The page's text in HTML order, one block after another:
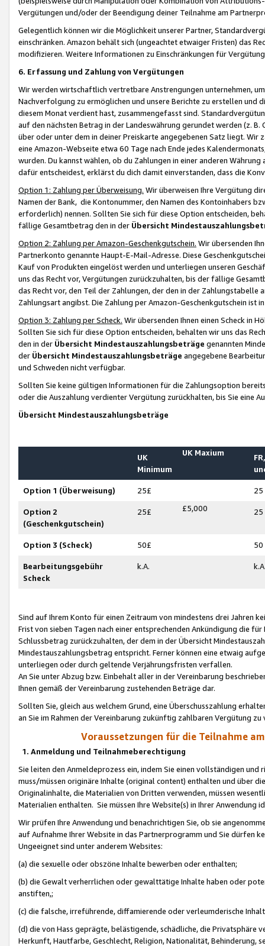
Vergütungen und/oder der Beendigung deiner Teilnahme am
Gelegentlich können wir die Möglichkeit unserer Partner,
einschränken. Amazon behält sich (ungeachtet etwaiger Fristen) das
modifizieren. Weitere Informationen zu Einschränkungen für
6. Erfassung und Zahlung von Vergütungen
Wir werden wirtschaftlich vertretbare Anstrengungen unternehmen,
Nachverfolgung zu ermöglichen und unsere Berichte zu erstellen und
diesem Monat verdient hast, zusammengefasst sind.
auf den nächsten Betrag in der Landeswährung gerundet werden (z.
über oder unter dem in deiner Preiskarte angegebenen Satz liegt.
eine Amazon-Webseite etwa 60 Tage nach Ende jedes
wurden. Du kannst wählen, ob du Zahlungen in einer anderen
dafür entscheidest, erklärst du dich damit einverstanden, dass die
Option 1: Zahlung per Überweisung. Wir überweisen Ihre Vergütung
Namen der Bank, die Kontonummer, den Namen des Kontoinhabers
erforderlich) nennen. Sollten Sie sich für diese Option entscheiden,
fällige Gesamtbetrag den in der Übersicht
Option 2: Zahlung per Amazon-Geschenkgutschein. Wir übersenden
Partnerkonto genannte Haupt-E-Mail-Adresse. Diese
Kauf von Produkten eingelöst werden und unterliegen unseren
uns das Recht vor, Vergütungen zurückzuhalten, bis der fällige
das Recht vor, den Teil der Zahlungen, der den in der
Zahlungsart angibst. Die Zahlung per Amazon-Geschenkgutschein ist
Option 3: Zahlung per Scheck. Wir übersenden Ihnen einen Scheck in
Sollten Sie sich für diese Option entscheiden, behalten wir uns das
den in der Übersicht Mindestauszahlungsbeträge genannten
der Übersicht Mindestauszahlungsbeträge angegebene
und Schweden nicht verfügbar.
Sollten Sie keine gültigen Informationen für die Zahlungsoption
oder die Auszahlung verdienter Vergütung zurückhalten, bis Sie
Übersicht Mindestauszahlungsbeträge
UK
Minimum
UK Maxium
Option 1 (Überweisung) 25£ 25
Option 2
(Geschenkgutschein)
25£ £5,000 25
Option 3 (Scheck) 50£ 50
Bearbeitungsgebühr
Scheck
k.A.
Sind auf Ihrem Konto für einen Zeitraum von mindestens drei Jahren
Frist von sieben Tagen nach einer entsprechenden Ankündigung die
Schlussbetrag zurückzuhalten, der dem in der Übersicht
Mindestauszahlungsbetrag entspricht. Ferner können eine etwaig
unterliegen oder durch geltende Verjährungsfristen verfallen.
An Sie unter Abzug bzw. Einbehalt aller in der Vereinbarung
Ihnen gemäß der Vereinbarung zustehenden Beträge dar.
Sollten Sie, gleich aus welchem Grund, eine Überschusszahlung
an Sie im Rahmen der Vereinbarung zukünftig zahlbaren Vergütung zu
Voraussetzungen für die Teilnahme
1. Anmeldung und Teilnahmeberechtigung
Sie leiten den Anmeldeprozess ein, indem Sie einen vollständigen
muss/müssen originäre Inhalte (original content) enthalten und über
Originalinhalte, die Materialien von Dritten verwenden, müssen
Materialien enthalten. Sie müssen Ihre Website(s) in Ihrer Anwendung
Wir prüfen Ihre Anwendung und benachrichtigen Sie, ob sie
auf Aufnahme Ihrer Website in das Partnerprogramm und Sie dürfen
Ungeeignet sind unter anderem Websites:
(a) die sexuelle oder obszöne Inhalte bewerben oder enthalten;
(b) die Gewalt verherrlichen oder gewalttätige Inhalte haben oder
anstiften,;
(c) die falsche, irreführende, diffamierende oder verleumderische
(d) die von Hass geprägte, belästigende, schädliche, die Privatsphäre
Herkunft, Hautfarbe, Geschlecht, Religion, Nationalität, Behinderung,